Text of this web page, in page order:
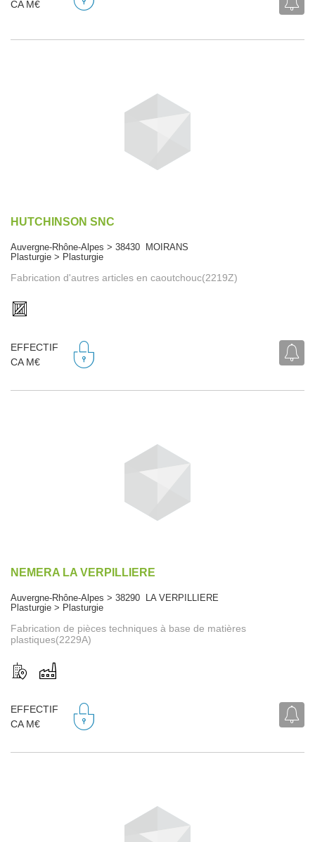
CA M€
HUTCHINSON SNC
Auvergne-Rhône-Alpes > 38430 MOIRANS
Plasturgie > Plasturgie
Fabrication d'autres articles en caoutchouc(2219Z)
EFFECTIF
CA M€
NEMERA LA VERPILLIERE
Auvergne-Rhône-Alpes > 38290 LA VERPILLIERE
Plasturgie > Plasturgie
Fabrication de pièces techniques à base de matières
plastiques(2229A)
EFFECTIF
CA M€